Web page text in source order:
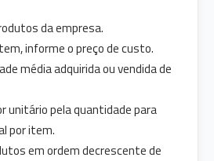
da empresa.
informe o preço de custo.
média adquirida ou vendida de
unitário pela quantidade para
por item.
em ordem decrescente de